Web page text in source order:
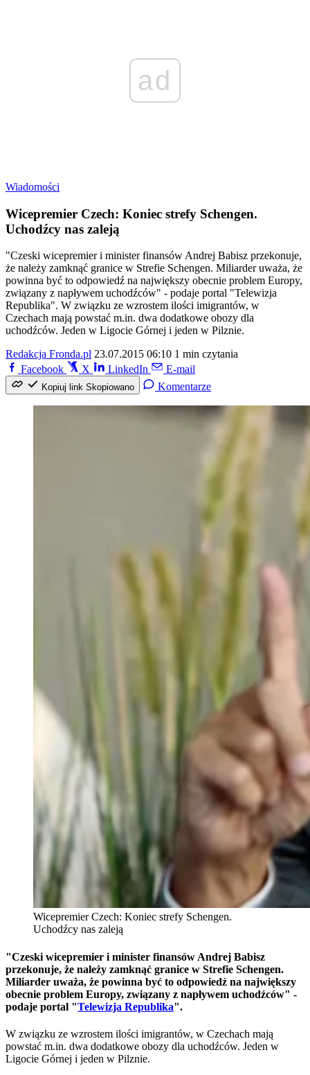
ad
Wiadomości
Wicepremier Czech: Koniec strefy Schengen.
Uchodźcy nas zaleją
"Czeski wicepremier i minister finansów Andrej Babisz przekonuje,
że należy zamknąć granice w Strefie Schengen. Miliarder uważa, że
powinna być to odpowiedź na największy obecnie problem Europy,
związany z napływem uchodźców" - podaje portal "Telewizja
Republika". W związku ze wzrostem ilości imigrantów, w
Czechach mają powstać m.in. dwa dodatkowe obozy dla
uchodźców. Jeden w Ligocie Górnej i jeden w Pilznie.
Redakcja Fronda.pl 23.07.2015 06:10 1 min czytania
Facebook
X LinkedIn E-mail
Kopiuj link Skopiowano Komentarze
Wicepremier Czech: Koniec strefy Schengen.
Uchodźcy nas zaleją
"Czeski wicepremier i minister finansów Andrej Babisz
przekonuje, że należy zamknąć granice w Strefie Schengen.
Miliarder uważa, że powinna być to odpowiedź na największy
obecnie problem Europy, związany z napływem uchodźców" -
podaje portal "Telewizja Republika".
W związku ze wzrostem ilości imigrantów, w Czechach mają
powstać m.in. dwa dodatkowe obozy dla uchodźców. Jeden w
Ligocie Górnej i jeden w Pilznie.